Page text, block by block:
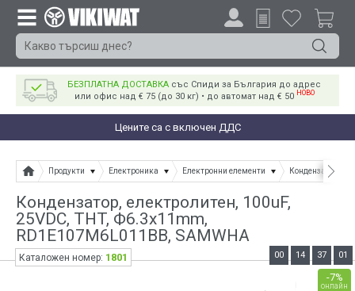
БЕЗПЛАТНА ДОСТАВКА със Спиди за България до адрес
или офис над € 75 (до 30 кг) • до автомат над € 50 НОВО
Цените са с включен ДДС
Продукти Електроника Електронни елементи Кондензатори
Кондензатор, електролитен, 100uF,
25VDC, THT, Ф6.3x11mm,
RD1E107M6L011BB, SAMWHA
-7%
онлайн
00 14 37 01
Каталожен номер: 1801